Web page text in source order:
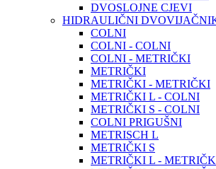
DVOSLOJNE CJEVI
HIDRAULIČNI
COLNI
COLNI - COLNI
COLNI - METRIČKI
METRIČKI
METRIČKI - METRIČKI
METRIČKI L - COLNI
METRIČKI S - COLNI
COLNI PRIGUŠNI
METRISCH L
METRIČKI S
METRIČKI L -